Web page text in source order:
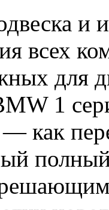
и
всех
для
1
как